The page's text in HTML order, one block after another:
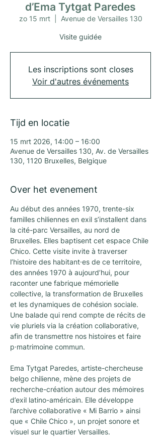
d’Ema Tytgat Paredes
zo 15 mrt
  |
Avenue de Versailles 130
Visite guidée
Les inscriptions sont closes
Voir d'autres événements
Tijd en locatie
15 mrt 2026, 14:00 – 16:00
Avenue de Versailles 130, Av. de Versailles
130, 1120 Bruxelles, Belgique
Over het evenement
Au début des années 1970, trente-six
familles chiliennes en exil s’installent dans
la cité-parc Versailles, au nord de
Bruxelles. Elles baptisent cet espace Chile
Chico. Cette visite invite à traverser
l’histoire des habitant·es de ce territoire,
des années 1970 à aujourd’hui, pour
raconter une fabrique mémorielle
collective, la transformation de Bruxelles
et les dynamiques de cohésion sociale.
Une balade qui rend compte de récits de
vie pluriels via la création collaborative,
afin de transmettre nos histoires et faire
p·matrimoine commun.
Ema Tytgat Paredes, artiste-chercheuse
belgo chilienne, mène des projets de
recherche-création autour des mémoires
d’exil latino-américain. Elle développe
l’archive collaborative « Mi Barrio » ainsi
que « Chile Chico », un projet sonore et
visuel sur le quartier Versailles.